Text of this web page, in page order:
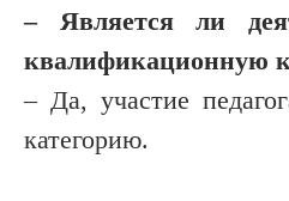
– Является ли
квалификационную
– Да, участие
категорию.